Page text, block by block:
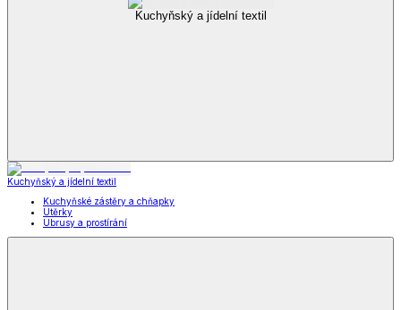
Kuchyňský a jídelní textil
Kuchyňský a jídelní textil
Kuchyňské zástěry a chňapky
Utěrky
Ubrusy a prostírání